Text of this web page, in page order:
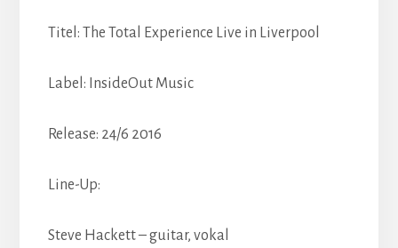
Titel: The Total Experience Live in Liverpool
Label: InsideOut Music
Release: 24/6 2016
Line-Up:
Steve Hackett – guitar, vokal